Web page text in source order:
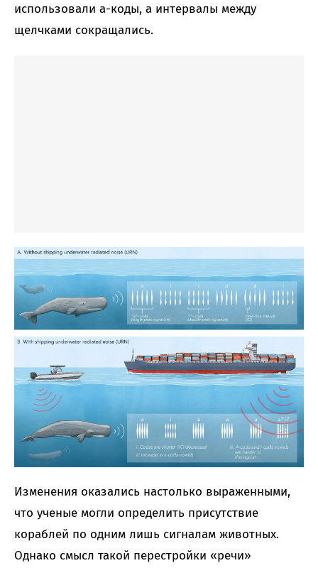
использовали a-коды, а интервалы между
щелчками сокращались.
Изменения оказались настолько выраженными,
что ученые могли определить присутствие
кораблей по одним лишь сигналам животных.
Однако смысл такой перестройки «речи»